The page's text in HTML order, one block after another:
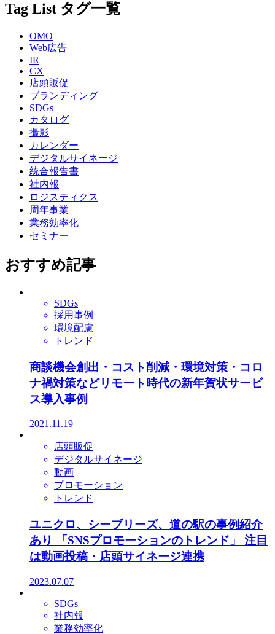
Tag List タグ一覧
OMO
Web広告
IR
CX
店頭販促
ブランディング
SDGs
カタログ
撮影
カレンダー
デジタルサイネージ
統合報告書
社内報
ロジスティクス
周年事業
業務効率化
セミナー
おすすめ記事
SDGs
採用事例
環境配慮
トレンド
商談機会創出・コスト削減・環境対策・コロ
ナ禍対策などリモート時代の新年賀状サービ
ス導入事例
2021.11.19
店頭販促
デジタルサイネージ
動画
プロモーション
トレンド
ユニクロ、シーブリーズ、道の駅の事例紹介
あり 「SNSプロモーションのトレンド」 注目
は動画投稿・店頭サイネージ連携
2023.07.07
SDGs
社内報
業務効率化